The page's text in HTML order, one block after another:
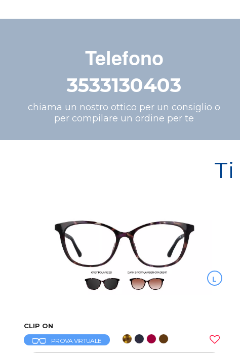
Telefono
3533130403
chiama un nostro ottico per un consiglio o
per compilare un ordine per te
L
CLIP ON
PROVA VIRTUALE